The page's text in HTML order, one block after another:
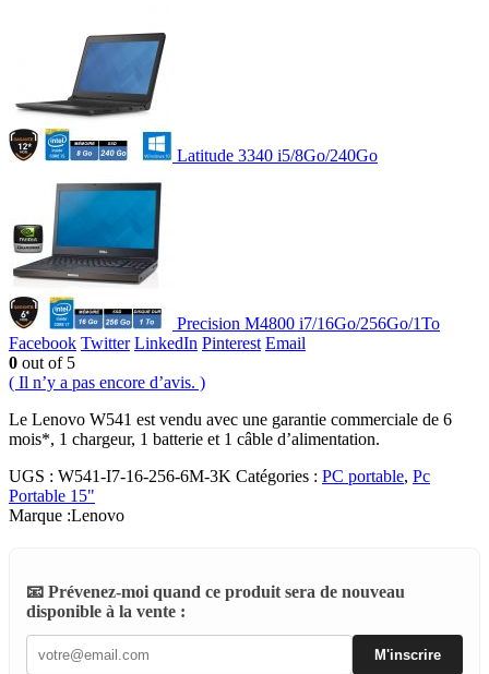
Latitude 3340 i5/8Go/240Go
Precision M4800 i7/16Go/256Go/1To
Facebook Twitter LinkedIn Pinterest Email
0 out of 5
( Il n’y a pas encore d’avis. )
Le Lenovo W541 est vendu avec une garantie commerciale de 6
mois*, 1 chargeur, 1 batterie et 1 câble d’alimentation.
UGS : W541-I7-16-256-6M-3K Catégories : PC portable, Pc
Portable 15"
Marque :Lenovo
📧 Prévenez-moi quand ce produit sera de nouveau
disponible à la vente :
M'inscrire